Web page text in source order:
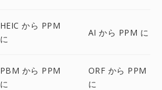
HEIC から PPM
に
AI から PPM に
PBM から PPM
に
ORF から PPM
に